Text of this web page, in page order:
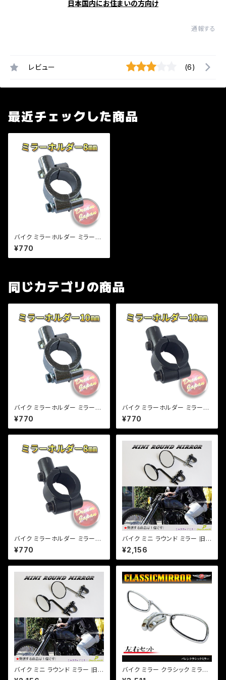
日本国内にお住まいの方向け
通報する
レビュー (6)
最近チェックした商品
バイク ミラーホルダー ミラーク
ランプ マウント 8mm正ネジ用/
22.2mmハンドル/シルバー/エ
ストレア/SR/TW/【クリックポス
¥770
同じカテゴリの商品
バイク ミラーホルダー ミラーク
ランプ マウント 10mm正ネジ
用/22.2mmハンドル/シルバー/
エストレア/SR/TW 【クリックポ
¥770
バイク ミラーホルダー ミラーク
ランプ マウント 10mm正ネジ
用/22.2mmハンドル/ブラック/
エストレア/SR/ 【クリックポス
¥770
バイク ミラーホルダー ミラーク
ランプ マウント 8mm正ネジ用/
22.2mmハンドル/ブラック/エス
トレア/SR/TW/【クリックポス
¥770
バイク ミニ ラウンド ミラー 旧
車 直径80mm ヴィンテージタ
イプ 片側 1本 ホンダ カワサキ
SR TW FTR【シルバー】
¥2,156
バイク ミニ ラウンド ミラー 旧
車 直径80mm ヴィンテージタ
バイク ミラー クラシック ミラー/
メッキ/純正形状/ハーレー/アメ